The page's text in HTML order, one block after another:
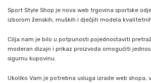
Sport Style Shop je nova web trgovina sportske
izborom ženskih, muških i dječjih modela
Cilja nam je bilo u potpunosti pojednostaviti
moderan dizajn i prikaz proizvoda omogućiti
sigurnu kupovinu.
Ukoliko Vam je potrebna usluga izrade web